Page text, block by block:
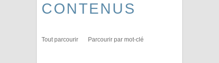
CONTENUS
Tout parcourir Parcourir par mot-clé